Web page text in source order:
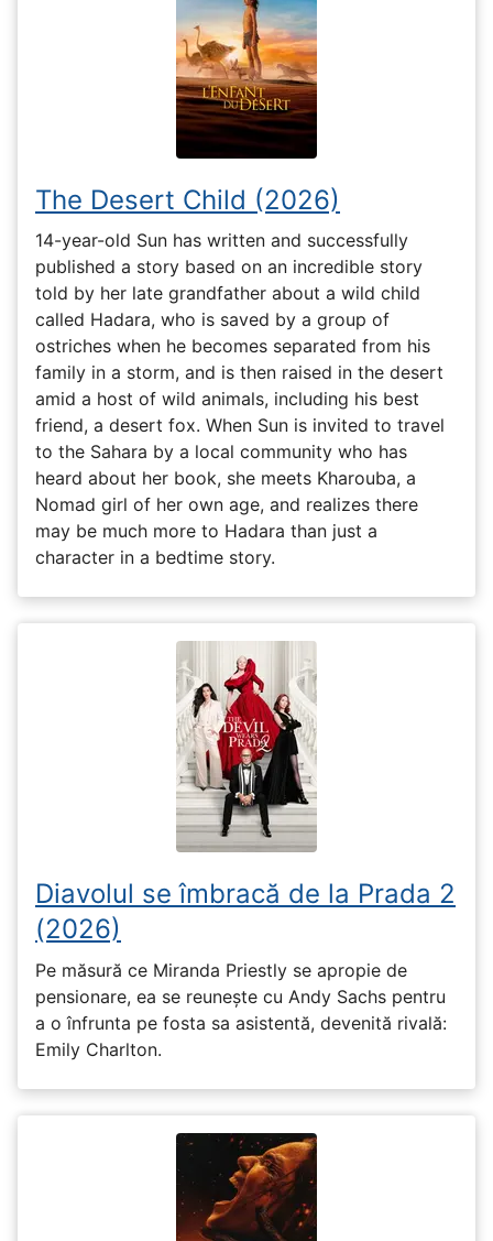
The Desert Child (2026)
14-year-old Sun has written and successfully
published a story based on an incredible story
told by her late grandfather about a wild child
called Hadara, who is saved by a group of
ostriches when he becomes separated from his
family in a storm, and is then raised in the desert
amid a host of wild animals, including his best
friend, a desert fox. When Sun is invited to travel
to the Sahara by a local community who has
heard about her book, she meets Kharouba, a
Nomad girl of her own age, and realizes there
may be much more to Hadara than just a
character in a bedtime story.
Diavolul se îmbracă de la Prada 2
(2026)
Pe măsură ce Miranda Priestly se apropie de
pensionare, ea se reunește cu Andy Sachs pentru
a o înfrunta pe fosta sa asistentă, devenită rivală:
Emily Charlton.